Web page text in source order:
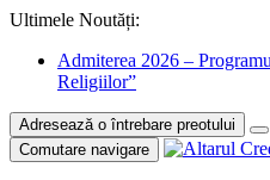
Ultimele Noutăți:
Admiterea 2026 –
Religiilor”
Adresează o întrebare preotului
Comutare navigare